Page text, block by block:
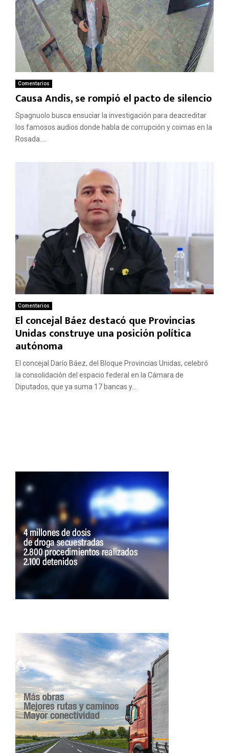
Comentarios
Causa Andis, se rompió el pacto de silencio
Spagnuolo busca ensuciar la investigación para deacreditar
los famosos audios donde habla de corrupción y coimas en la
Rosada....
Comentarios
El concejal Báez destacó que Provincias
Unidas construye una posición política
autónoma
El concejal Darío Báez, del Bloque Provincias Unidas, celebró
la consolidación del espacio federal en la Cámara de
Diputados, que ya suma 17 bancas y...